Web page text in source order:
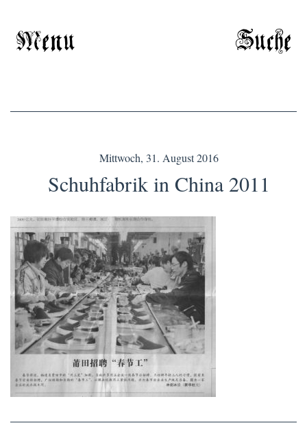
Menu Suche
Mittwoch, 31. August 2016
Schuhfabrik in China 2011